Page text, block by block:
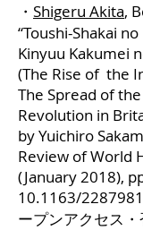
・ Shigeru Akita,
“Toushi-Shakai
Kinyuu Kakumei
(The Rise of the
The Spread of
Revolution in
by Yuichiro
Review of World
(January 2018),
10.1163/
ープンアクセス